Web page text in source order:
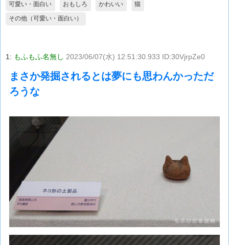
可愛い・面白い おもしろ かわいい
猫
その他（可愛い・面白い）
1: もふもふ名無し 2023/06/07(水) 12:51:30.933 ID:30VjrpZe0
まさか発掘されるとは夢にも思わんかっただ
ろうな